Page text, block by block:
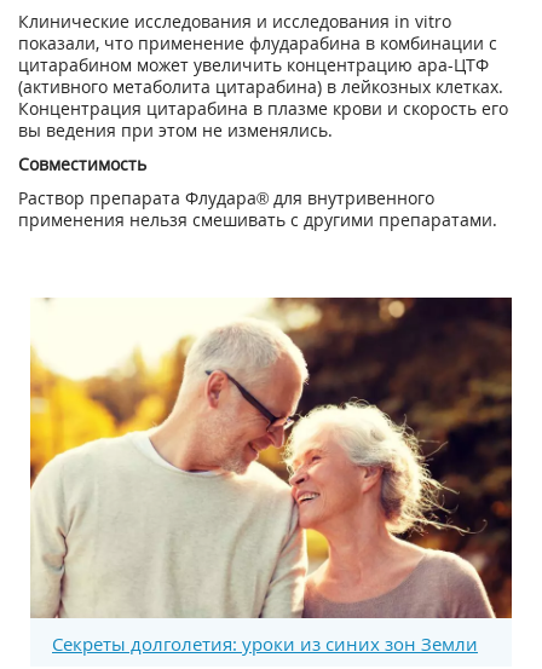
Клинические исследования и исследования in vitro
показали, что применение флударабина в комбинации с
цитарабином может увеличить концентрацию ара-ЦТФ
(активного метаболита цитарабина) в лейкозных клетках.
Концентрация цитарабина в плазме крови и скорость его
вы ведения при этом не изменялись.
Совместимость
Раствор препарата Флудара® для внутривенного
применения нельзя смешивать с другими препаратами.
Секреты долголетия: уроки из синих зон Земли